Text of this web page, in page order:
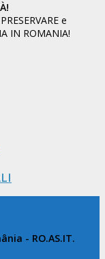
e
IN ROMANIA!
- RO.AS.IT.